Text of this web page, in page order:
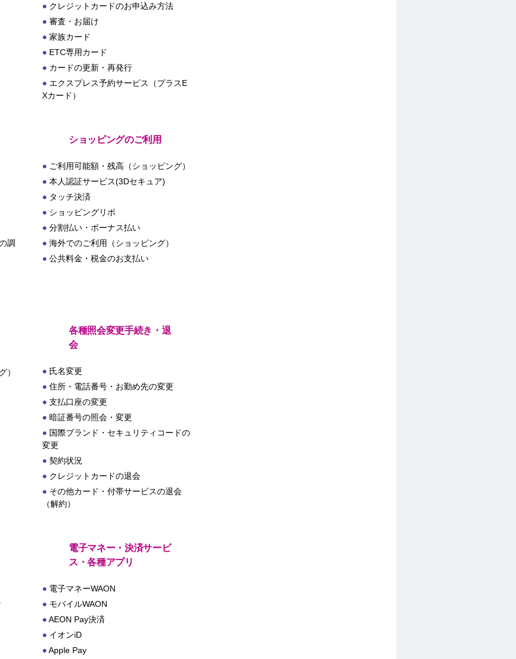
クレジットカードのお申込み方法
審査・お届け
家族カード
ETC専用カード
カードの更新・再発行
エクスプレス予約サービス（プラスE
Xカード）
調
ショッピングのご利用
ご利用可能額・残高（ショッピング）
本人認証サービス(3Dセキュア)
タッチ決済
ショッピングリボ
分割払い・ボーナス払い
海外でのご利用（ショッピング）
公共料金・税金のお支払い
）
各種照会変更手続き・退
会
氏名変更
住所・電話番号・お勤め先の変更
支払口座の変更
暗証番号の照会・変更
国際ブランド・セキュリティコードの
変更
契約状況
クレジットカードの退会
その他カード・付帯サービスの退会
（解約）
電子マネー・決済サービ
ス・各種アプリ
電子マネーWAON
モバイルWAON
AEON Pay決済
イオンiD
Apple Pay